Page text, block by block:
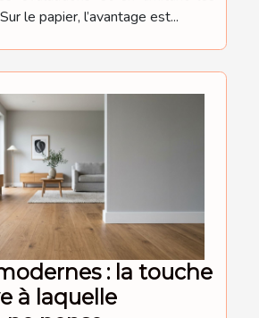
le papier, l’avantage est...
: la touche
à laquelle